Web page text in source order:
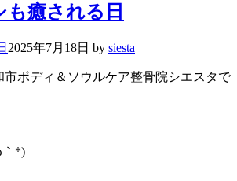
癒される日
2025年7月18日 by siesta
市ボディ＆ソウルケア整骨院シエスタで
｀*)